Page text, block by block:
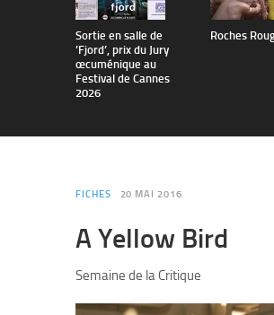
Sortie en salle de
’Fjord’, prix du Jury
œcuménique au
Festival de Cannes
2026
Roches
FICHES 20 MAI 2016
A Yellow Bird
Semaine de la Critique